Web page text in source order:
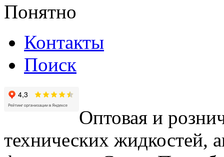
Понятно
Контакты
Поиск
Оптовая и
технических жидкостей,